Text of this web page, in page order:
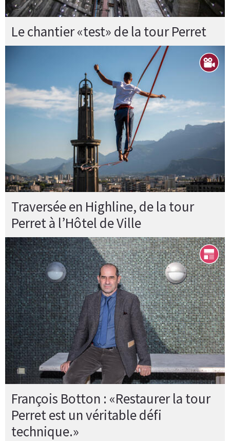
Le chantier «test» de la tour Perret
Traversée en Highline, de la tour
Perret à l’Hôtel de Ville
François Botton : «Restaurer la tour
Perret est un véritable défi
technique.»